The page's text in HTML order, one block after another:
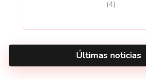
(4)
Últimas noticias